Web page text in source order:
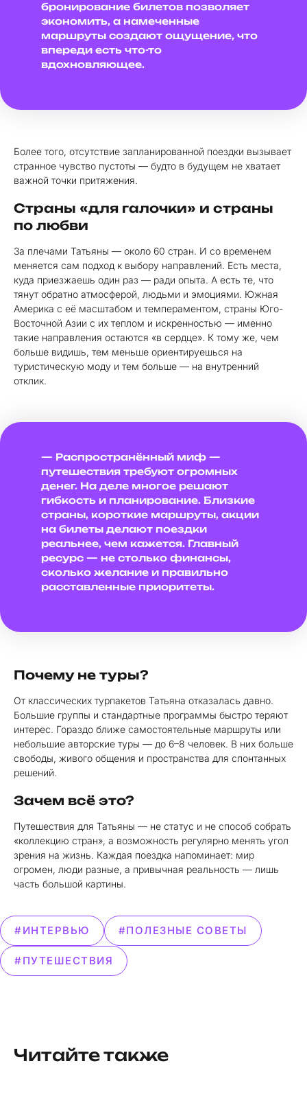
бронирование билетов позволяет
экономить, а намеченные
маршруты создают ощущение, что
впереди есть что-то
вдохновляющее.
Более того, отсутствие запланированной поездки вызывает
странное чувство пустоты — будто в будущем не хватает
важной точки притяжения.
Страны «для галочки» и страны
по любви
За плечами Татьяны — около 60 стран. И со временем
меняется сам подход к выбору направлений. Есть места,
куда приезжаешь один раз — ради опыта. А есть те, что
тянут обратно атмосферой, людьми и эмоциями. Южная
Америка с её масштабом и темпераментом, страны Юго-
Восточной Азии с их теплом и искренностью — именно
такие направления остаются «в сердце». К тому же, чем
больше видишь, тем меньше ориентируешься на
туристическую моду и тем больше — на внутренний
отклик.
— Распространённый миф —
путешествия требуют огромных
денег. На деле многое решают
гибкость и планирование. Близкие
страны, короткие маршруты, акции
на билеты делают поездки
реальнее, чем кажется. Главный
ресурс — не столько финансы,
сколько желание и правильно
расставленные приоритеты.
Почему не туры?
От классических турпакетов Татьяна отказалась давно.
Большие группы и стандартные программы быстро теряют
интерес. Гораздо ближе самостоятельные маршруты или
небольшие авторские туры — до 6–8 человек. В них больше
свободы, живого общения и пространства для спонтанных
решений.
Зачем всё это?
Путешествия для Татьяны — не статус и не способ собрать
«коллекцию стран», а возможность регулярно менять угол
зрения на жизнь. Каждая поездка напоминает: мир
огромен, люди разные, а привычная реальность — лишь
часть большой картины.
#ИНТЕРВЬЮ #ПОЛЕЗНЫЕ СОВЕТЫ
#ПУТЕШЕСТВИЯ
Читайте также